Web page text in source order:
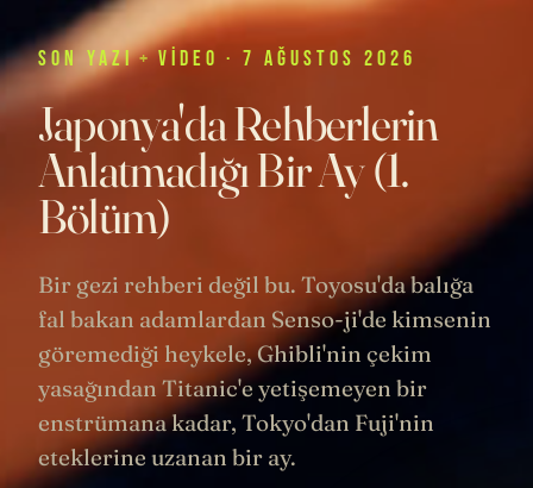
SON YAZI + VIDEO · 7 AĞUSTOS 2026
Japonya'da Rehberlerin
Anlatmadığı Bir Ay (1.
Bölüm)
Bir gezi rehberi değil bu. Toyosu'da balığa
fal bakan adamlardan Senso-ji'de kimsenin
göremediği heykele, Ghibli'nin çekim
yasağından Titanic'e yetişemeyen bir
enstrümana kadar, Tokyo'dan Fuji'nin
eteklerine uzanan bir ay.